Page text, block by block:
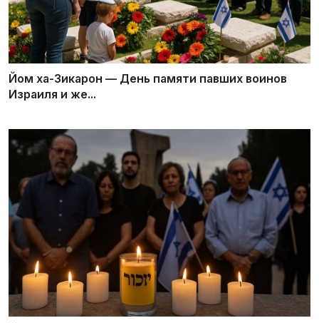
Йом ха-Зикарон — День памяти павших воинов
Израиля и же...